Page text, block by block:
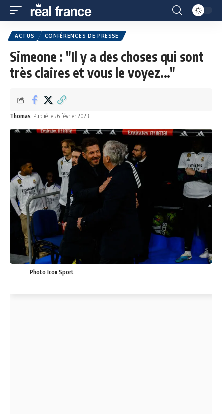
ACTUS CONFÉRENCES DE PRESSE
Simeone : "Il y a des choses qui sont
très claires et vous le voyez..."
Thomas Publié le 26 février 2023
Photo Icon Sport